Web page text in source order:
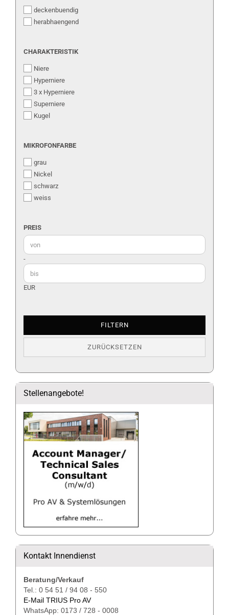
deckenbuendig
herabhaengend
CHARAKTERISTIK
CHARAKTERISTIK
Niere
Hyperniere
3 x Hyperniere
Superniere
Kugel
MIKROFONFARBE
MIKROFONFARBE
grau
Nickel
schwarz
weiss
PREIS
PREIS
Preis bis
-
EUR
FILTERN
ZURÜCKSETZEN
Stellenangebote!
Kontakt Innendienst
Beratung/Verkauf
Tel.: 0 54 51 / 94 08 - 550
E-Mail TRIUS Pro AV
WhatsApp: 0173 / 728 - 0008